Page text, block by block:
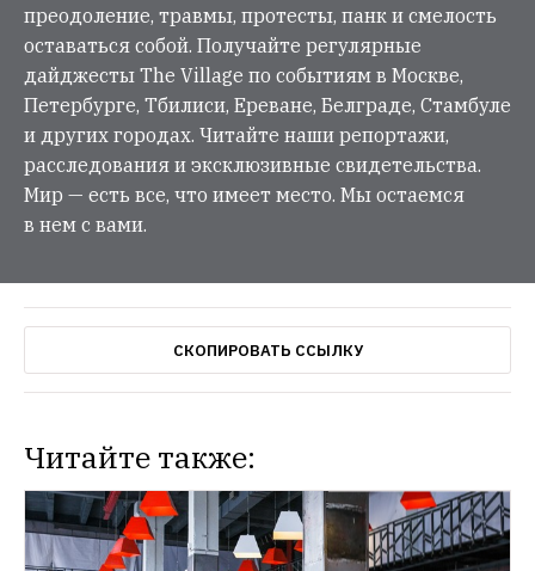
преодоление, травмы, протесты, панк и смелость
оставаться собой. Получайте регулярные
дайджесты The Village по событиям в Москве,
Петербурге, Тбилиси, Ереване, Белграде, Стамбуле
и других городах. Читайте наши репортажи,
расследования и эксклюзивные свидетельства.
Мир — есть все, что имеет место. Мы остаемся
в нем с вами.
СКОПИРОВАТЬ ССЫЛКУ
Читайте также: